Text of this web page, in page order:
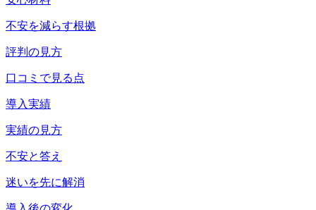
不安を減らす根拠
評判の見方
口コミで見る点
導入実績
実績の見方
不安と答え
迷いを先に解消